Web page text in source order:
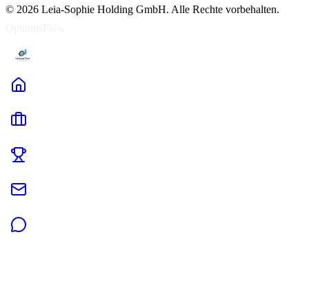
© 2026 Leia-Sophie Holding GmbH. Alle Rechte vorbehalten.